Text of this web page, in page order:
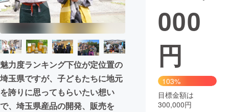
ビジネス・起業 チャレンジ
まちづくり・地域活性化
CAMPFIRE for Social Good
CAMPFIRE Creation
CAMPFIREふるさと納税
コミュニティ
魅力度ランキング下位が定位置の
埼玉県ですが、子どもたちに地元
を誇りに思ってもらいたい想い
で、埼玉県産品の開発、販売を
000
円
103%
目標金額は
300,000円